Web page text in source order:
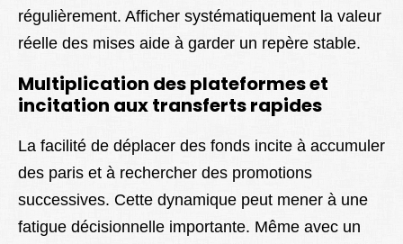
régulièrement. Afficher systématiquement la valeur
réelle des mises aide à garder un repère stable.
Multiplication des plateformes et
incitation aux transferts rapides
La facilité de déplacer des fonds incite à accumuler
des paris et à rechercher des promotions
successives. Cette dynamique peut mener à une
fatigue décisionnelle importante. Même avec un